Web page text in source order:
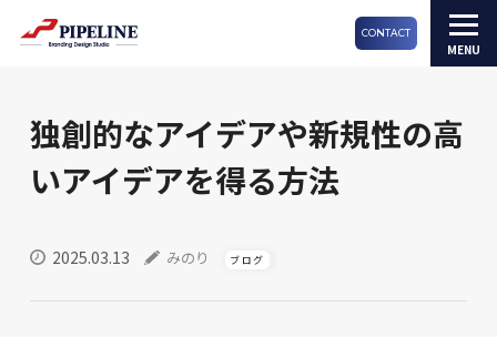
CONTACT
独創的なアイデアや新規性の高
いアイデアを得る方法
2025.03.13 みのり ブログ